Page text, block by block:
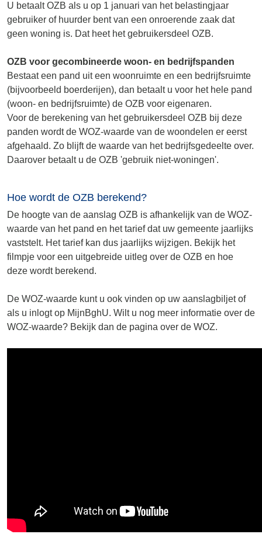
U betaalt OZB als u op 1 januari van het belastingjaar
gebruiker of huurder bent van een onroerende zaak dat
geen woning is. Dat heet het gebruikersdeel OZB.
OZB voor gecombineerde woon- en bedrijfspanden
Bestaat een pand uit een woonruimte en een bedrijfsruimte
(bijvoorbeeld boerderijen), dan betaalt u voor het hele pand
(woon- en bedrijfsruimte) de OZB voor eigenaren.
Voor de berekening van het gebruikersdeel OZB bij deze
panden wordt de WOZ-waarde van de woondelen er eerst
afgehaald. Zo blijft de waarde van het bedrijfsgedeelte over.
Daarover betaalt u de OZB 'gebruik niet-woningen'.
Hoe wordt de OZB berekend?
De hoogte van de aanslag OZB is afhankelijk van de WOZ-
waarde van het pand en het tarief dat uw gemeente jaarlijks
vaststelt. Het tarief kan dus jaarlijks wijzigen. Bekijk het
filmpje voor een uitgebreide uitleg over de OZB en hoe
deze wordt berekend.
De WOZ-waarde kunt u ook vinden op uw aanslagbiljet of
als u inlogt op MijnBghU. Wilt u nog meer informatie over de
WOZ-waarde? Bekijk dan de pagina over de WOZ.